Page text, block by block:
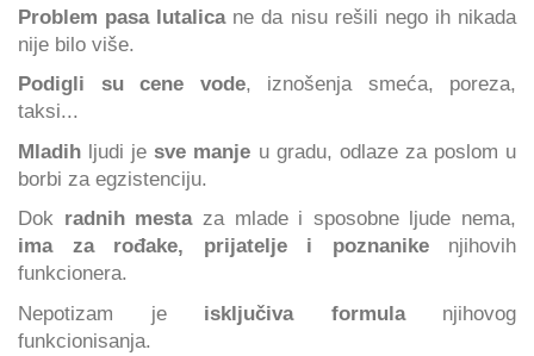
Problem pasa lutalica ne da nisu rešili nego ih nikada
nije bilo više.
Podigli su cene vode, iznošenja smeća, poreza,
taksi...
Mladih ljudi jesve manje u gradu, odlaze za poslom u
borbi za egzistenciju.
Dok radnih mestaza mlade i sposobne ljude nema,
ima za rođake, prijatelje i poznanikenjihovih
funkcionera.
Nepotizam je isključiva formulanjihovog
funkcionisanja.